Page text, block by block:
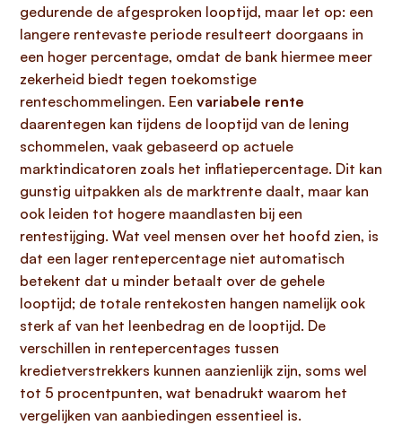
gedurende de afgesproken looptijd, maar let op: een
langere rentevaste periode resulteert doorgaans in
een hoger percentage, omdat de bank hiermee meer
zekerheid biedt tegen toekomstige
renteschommelingen. Een variabele rente
daarentegen kan tijdens de looptijd van de lening
schommelen, vaak gebaseerd op actuele
marktindicatoren zoals het inflatiepercentage. Dit kan
gunstig uitpakken als de marktrente daalt, maar kan
ook leiden tot hogere maandlasten bij een
rentestijging. Wat veel mensen over het hoofd zien, is
dat een lager rentepercentage niet automatisch
betekent dat u minder betaalt over de gehele
looptijd; de totale rentekosten hangen namelijk ook
sterk af van het leenbedrag en de looptijd. De
verschillen in rentepercentages tussen
kredietverstrekkers kunnen aanzienlijk zijn, soms wel
tot 5 procentpunten, wat benadrukt waarom het
vergelijken van aanbiedingen essentieel is.